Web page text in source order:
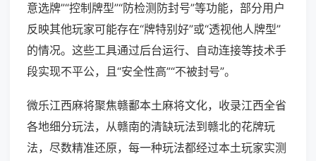
意选牌”“控制牌型”“防检测防封号”等功能，部分用户
反映其他玩家可能存在“牌特别好”或“透视他人牌型”
的情况。这些工具通过后台运行、自动连接等技术手
段实现不平公，且“安全性高”“不被封号”。
微乐江西麻将聚焦赣鄱本土麻将文化，收录江西全省
各地细分玩法，从赣南的清缺玩法到赣北的花牌玩
法，尽数精准还原，每一种玩法都经过本土玩家实测